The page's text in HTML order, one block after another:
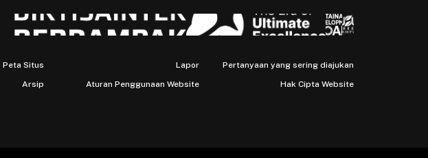
Peta Situs Lapor
Pertanyaan yang sering diajukan
Arsip
Aturan Penggunaan Website Hak Cipta Website